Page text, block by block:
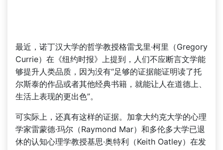
最近，诺丁汉大学的哲学教授格雷戈里·柯里（Gregory
Currie）在《纽约时报》上提到，人们不应断言文学能
够提升人类品质，因为没有“足够的证据能证明读了托
尔斯泰的作品或者其他经典书籍，就能让人在道德上、
生活上表现的更出色”。
可实际上，还真有这样的证据。加拿大约克大学的心理
学家雷蒙德·玛尔（Raymond Mar）和多伦多大学已退
休的认知心理学教授基思·奥特利（Keith Oatley）在发